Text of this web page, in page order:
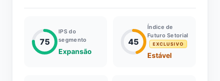
75
IPS do
segmento
Expansão
45
Índice de
Futuro Setorial
EXCLUSIVO
Estável